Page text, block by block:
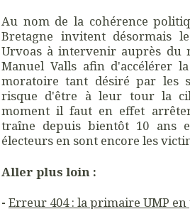
Au nom de la cohérence
Bretagne invitent désormais le
Urvoas à intervenir auprès du
Manuel Valls afin d'accélérer
moratoire tant désiré par les
risque d'être à leur tour la
moment il faut en effet
traîne depuis bientôt 10 ans
électeurs en sont encore les
Aller plus loin :
- Erreur 404 : la primaire UMP